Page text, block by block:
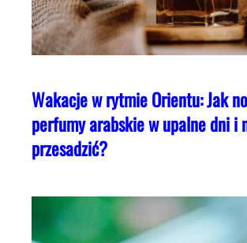
Wakacje w rytmie Orientu: Jak
perfumy arabskie w upalne dni i
przesadzić?